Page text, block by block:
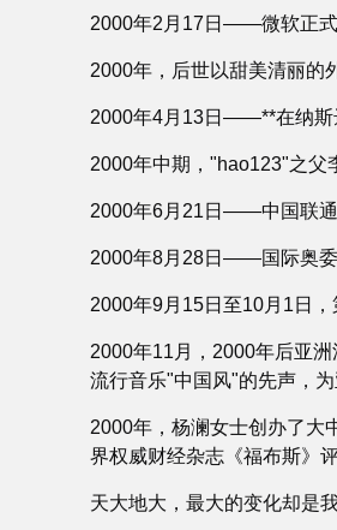
2000年2月17日――微软正
2000年，后世以甜美清丽的
2000年4月13日――**在纳斯
2000年中期，"hao123"之父
2000年6月21日――中国联
2000年8月28日――国际奥委
2000年9月15日至10月1日
2000年11月，2000年后亚
流行音乐"中国风"的先声，
2000年，杨澜女士创办了大
界权威财经杂志《福布斯》
天大地大，最大的变化却是